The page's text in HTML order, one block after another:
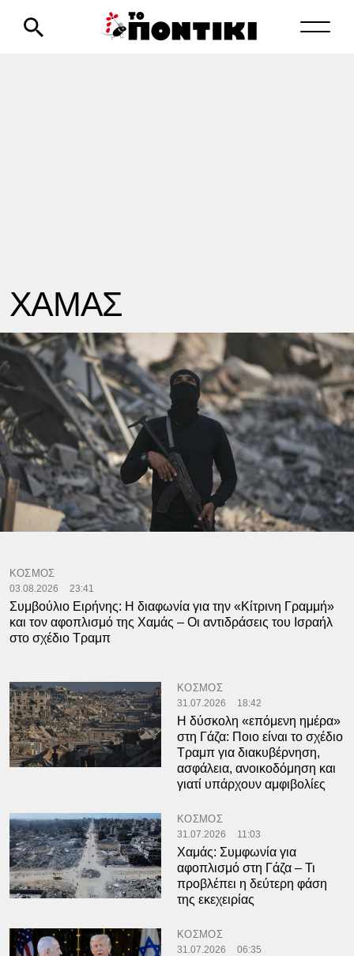
ΧΑΜΑΣ
ΚΟΣΜΟΣ
03.08.2026 23:41
Συμβούλιο Ειρήνης: Η διαφωνία για την «Κίτρινη Γραμμή»
και τον αφοπλισμό της Χαμάς – Οι αντιδράσεις του Ισραήλ
στο σχέδιο Τραμπ
ΚΟΣΜΟΣ
31.07.2026 18:42
Η δύσκολη «επόμενη ημέρα»
στη Γάζα: Ποιο είναι το σχέδιο
Τραμπ για διακυβέρνηση,
ασφάλεια, ανοικοδόμηση και
γιατί υπάρχουν αμφιβολίες
ΚΟΣΜΟΣ
31.07.2026 11:03
Χαμάς: Συμφωνία για
αφοπλισμό στη Γάζα – Τι
προβλέπει η δεύτερη φάση
της εκεχειρίας
ΚΟΣΜΟΣ
31.07.2026 06:35